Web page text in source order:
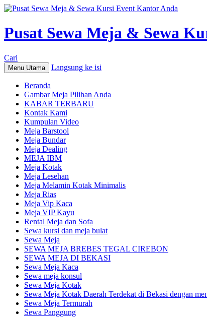
Pusat Sewa Meja & Sewa
Cari
Menu Utama Langsung ke isi
Beranda
Gambar Meja Pilihan Anda
KABAR TERBARU
Kontak Kami
Kumpulan Video
Meja Barstool
Meja Bundar
Meja Dealing
MEJA IBM
Meja Kotak
Meja Lesehan
Meja Melamin Kotak Minimalis
Meja Rias
Meja Vip Kaca
Meja VIP Kayu
Rental Meja dan Sofa
Sewa kursi dan meja bulat
Sewa Meja
SEWA MEJA BREBES TEGAL CIREBON
SEWA MEJA DI BEKASI
Sewa Meja Kaca
Sewa meja konsul
Sewa Meja Kotak
Sewa Meja Kotak Daerah Terdekat di Bekasi dengan
Sewa Meja Termurah
Sewa Panggung